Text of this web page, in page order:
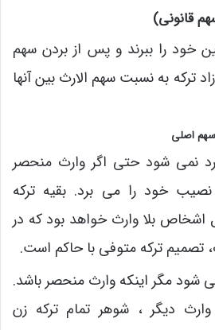
قانونی)
خود را ببرند و پس از بردن سهم
ترکه به نسبت سهم الارث بین آنها
اصلی
نمی شود حتی اگر وارث منحصر
خود را می برد. بقیه ترکه
اشخاص بلا وارث خواهد بود که در
تصمیم ترکه متوفی با حاکم است.
شود مگر اینکه وارث منحصر باشد.
دیگر ، شوهر تمام ترکه زن